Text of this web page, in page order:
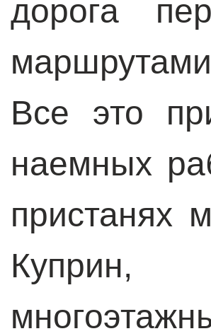
дорога
Все это
наемных
пристанях
Куприн,